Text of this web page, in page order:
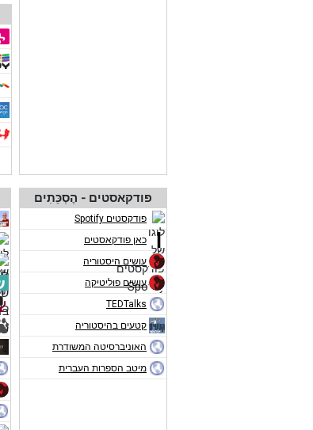
פודקאסטים - הֶסְכֵּתִים
פודקסטים Spotify
כאן פודקאסטים
עושים היסטוריה
עושים פוליטיקה
TEDTalks
קטעים בהיסטוריה
האוניברסיטה המשודרת
מיטב הספרות העברית